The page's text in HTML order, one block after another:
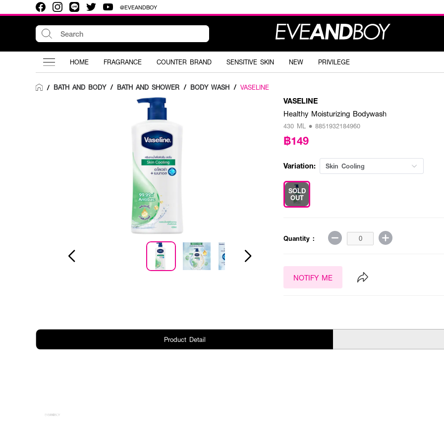
@EVEANDBOY
HOME FRAGRANCE COUNTER BRAND SENSITIVE SKIN NEW PRIVILEGE
/ BATH AND BODY / BATH AND SHOWER / BODY WASH / VASELINE
VASELINE
Healthy Moisturizing Bodywash
430 ML • 8851932184960
฿149
Variation: Skin Cooling
SOLD
OUT
Quantity :
NOTIFY ME
Product Detail